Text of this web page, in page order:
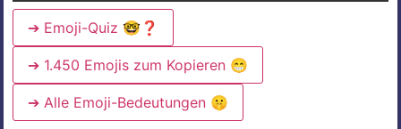
➔ Emoji-Quiz 🤓❓
➔ 1.450 Emojis zum Kopieren 😁
➔ Alle Emoji-Bedeutungen 🤫